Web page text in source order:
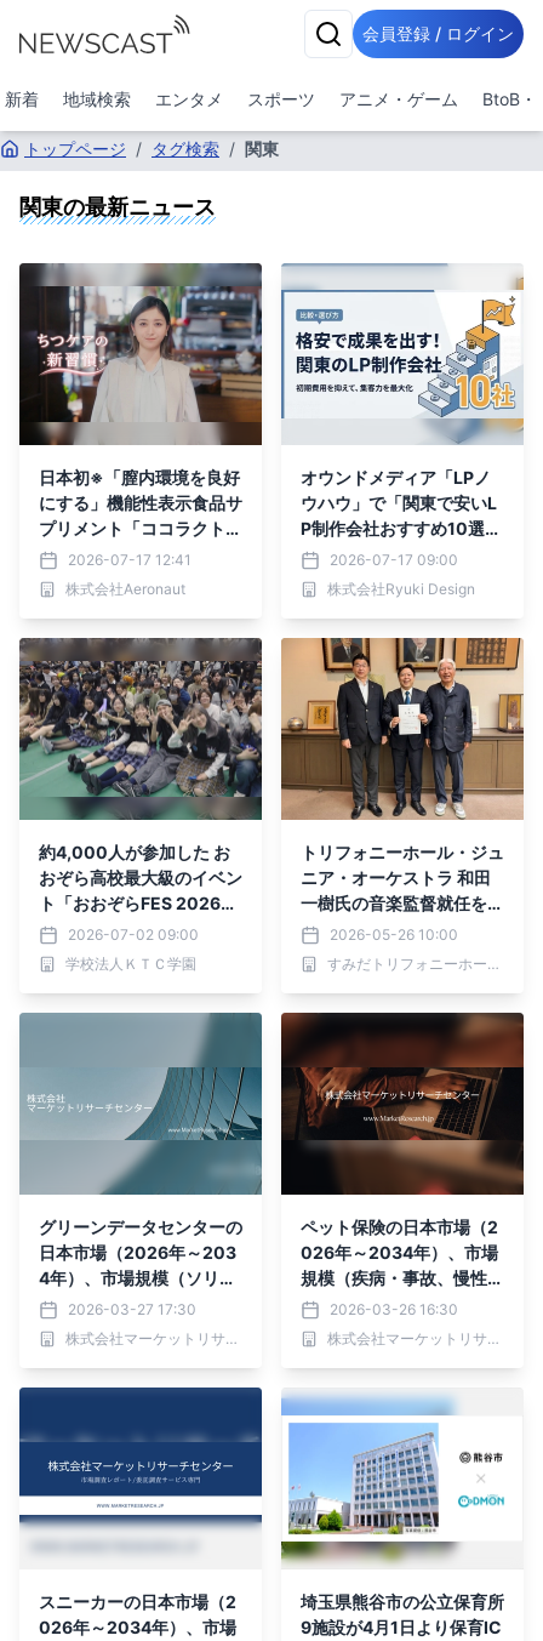
会員登録 / ログイン
新着 地域検索 エンタメ スポーツ アニメ・ゲーム BtoB・
トップページ / タグ検索 / 関東
関東の最新ニュース
日本初※「膣内環境を良好
にする」機能性表示食品サ
プリメント「ココラクト」
みちょぱ（池田美優）さん
を起用した新CMを2026
年7月より関東、東海エリ
2026-07-17 12:41
株式会社Aeronaut
オウンドメディア「LPノ
ウハウ」で「関東で安いL
P制作会社おすすめ10選」
を比較する新記事を公開｜
株式会社Ryuki Design
2026-07-17 09:00
株式会社Ryuki Design
約4,000人が参加した お
おぞら高校最大級のイベン
ト「おおぞらFES 2026」
参加申込開始
2026-07-02 09:00
学校法人ＫＴＣ学園
トリフォニーホール・ジュ
ニア・オーケストラ 和田
一樹氏の音楽監督就任を祝
う披露演奏会を開催
2026-05-26 10:00
すみだトリフォニーホール（公益財団法人墨田区文化振興財団）
グリーンデータセンターの
日本市場（2026年～203
4年）、市場規模（ソリュ
ーション、サービス、コロ
ケーションデータセンタ
ー）・分析レポートを発表
2026-03-27 17:30
株式会社マーケットリサーチセンター
ペット保険の日本市場（2
026年～2034年）、市場
規模（疾病・事故、慢性疾
患、その他）・分析レポー
トを発表
2026-03-26 16:30
株式会社マーケットリサーチセンター
スニーカーの日本市場（2
026年～2034年）、市場
埼玉県熊谷市の公立保育所
9施設が4月1日より保育IC